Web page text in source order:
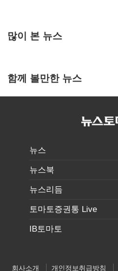
많이 본 뉴스
함께 볼만한 뉴스
뉴스
뉴스북
뉴스리듬
토마토증권통 Live
IB토마토
회사소개 개인정보취급방침